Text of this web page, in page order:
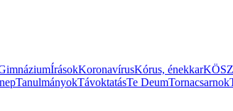
ÍrásokKoronavírusKórus, énekkar
TanulmányokTávoktatásTe DeumTornacsarnok